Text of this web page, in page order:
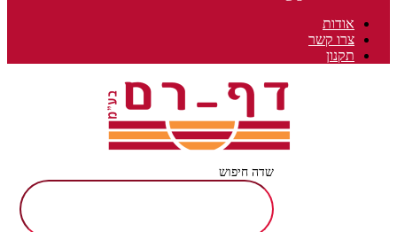
אודות
צרו קשר
תקנון
שדה חיפוש